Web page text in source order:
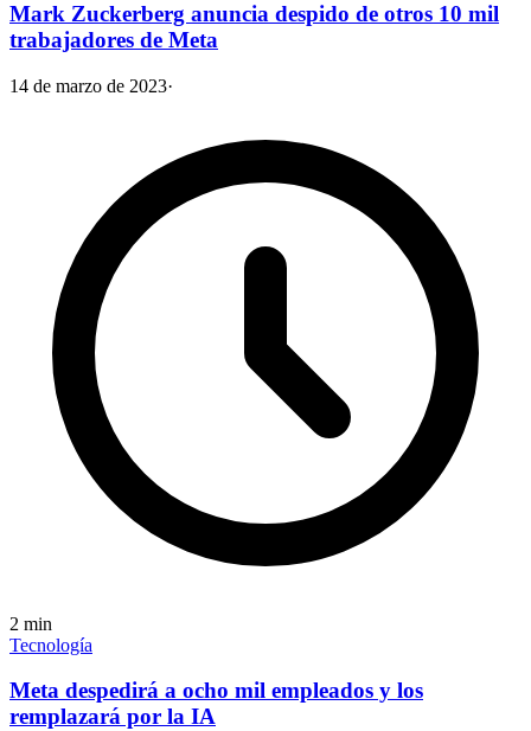
Mark Zuckerberg anuncia despido de otros 10 mil
trabajadores de Meta
14 de marzo de 2023·
2 min
Tecnología
Meta despedirá a ocho mil empleados y los
remplazará por la IA